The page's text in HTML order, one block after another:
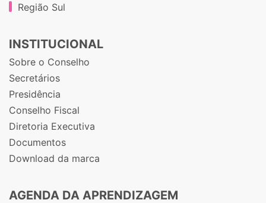
Região Sul
INSTITUCIONAL
Sobre o Conselho
Secretários
Presidência
Conselho Fiscal
Diretoria Executiva
Documentos
Download da marca
AGENDA DA APRENDIZAGEM